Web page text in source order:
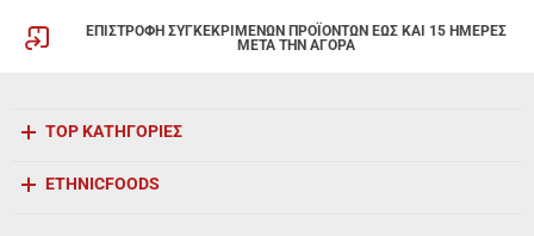
ΕΠΙΣΤΡΟΦΗ ΣΥΓΚΕΚΡΙΜΕΝΩΝ ΠΡΟΪΟΝΤΩΝ ΕΩΣ ΚΑΙ 15 ΗΜΕΡΕΣ
ΜΕΤΑ ΤΗΝ ΑΓΟΡΑ
TOP ΚΑΤΗΓΟΡΙΕΣ
ETHNICFOODS